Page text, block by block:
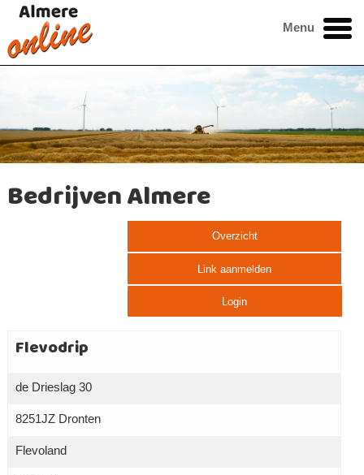
Menu
Bedrijven Almere
Overzicht
Link aanmelden
Login
Flevodrip
de Drieslag 30
8251JZ Dronten
Flevoland